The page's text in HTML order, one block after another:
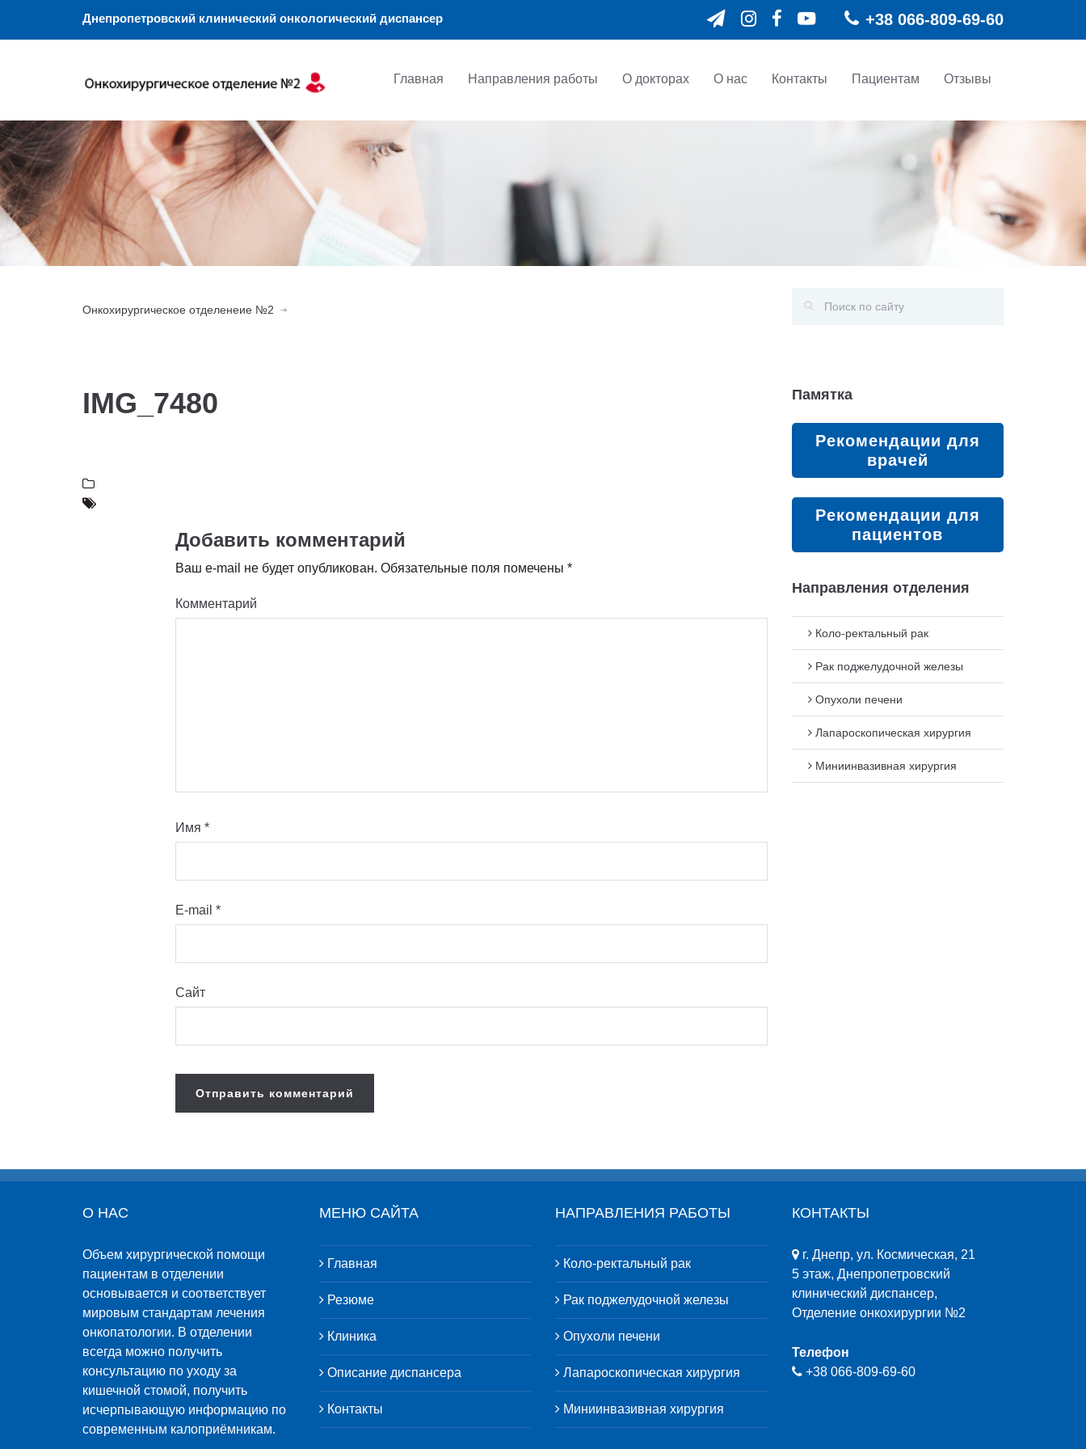
Днепропетровский клинический онкологический диспансер +38 ‎066-809-69-60
Главная Направления работы О докторах О нас Контакты Пациентам Отзывы
Онкохирургическое отделенеие №2
IMG_7480
Добавить комментарий
Ваш e-mail не будет опубликован. Обязательные поля помечены *
Комментарий
Имя *
E-mail *
Сайт
Памятка
Рекомендации для
врачей
Рекомендации для
пациентов
Направления отделения
Коло-ректальный рак
Рак поджелудочной железы
Опухоли печени
Лапароскопическая хирургия
Миниинвазивная хирургия
О НАС
Объем хирургической помощи
пациентам в отделении
основывается и соответствует
мировым стандартам лечения
онкопатологии. В отделении
всегда можно получить
консультацию по уходу за
кишечной стомой, получить
исчерпывающую информацию по
современным калоприёмникам.
МЕНЮ САЙТА
Главная
Резюме
Клиника
Описание диспансера
Контакты
НАПРАВЛЕНИЯ РАБОТЫ
Коло-ректальный рак
Рак поджелудочной железы
Опухоли печени
Лапароскопическая хирургия
Миниинвазивная хирургия
КОНТАКТЫ
г. Днепр, ул. Космическая, 21
5 этаж, Днепропетровский
клинический диспансер,
Отделение онкохирургии №2
Телефон
+38 ‎066-809-69-60